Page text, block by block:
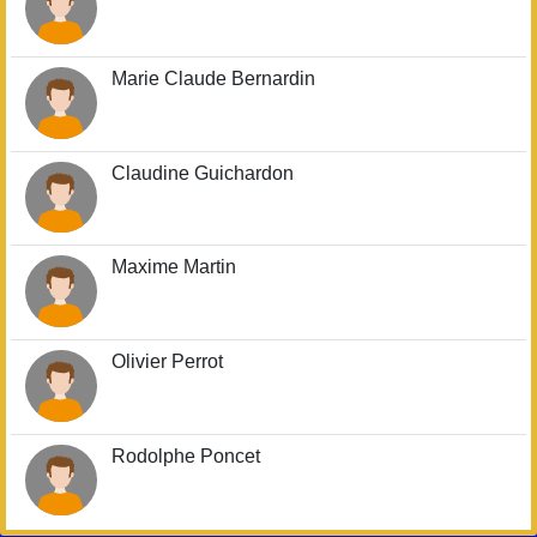
Marie Claude Bernardin
Claudine Guichardon
Maxime Martin
Olivier Perrot
Rodolphe Poncet